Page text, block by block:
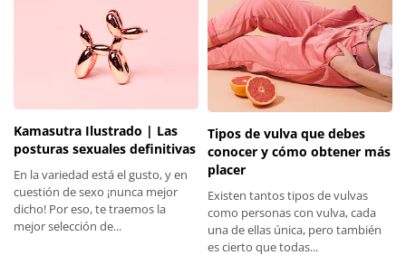
Kamasutra Ilustrado | Las
posturas sexuales definitivas
En la variedad está el gusto, y en
cuestión de sexo ¡nunca mejor
dicho! Por eso, te traemos la
mejor selección de...
Tipos de vulva que debes
conocer y cómo obtener más
placer
Existen tantos tipos de vulvas
como personas con vulva, cada
una de ellas única, pero también
es cierto que todas...